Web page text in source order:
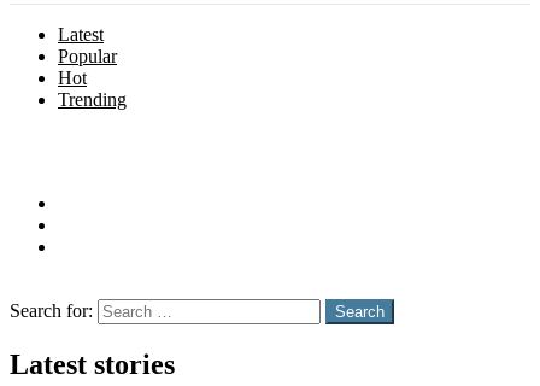
Latest
Popular
Hot
Trending
Search for:
Search
Latest stories